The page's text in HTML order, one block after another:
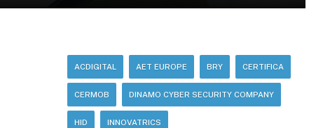
ACDIGITAL AET EUROPE BRY CERTIFICA
CERMOB DINAMO CYBER SECURITY COMPANY
HID INNOVATRICS